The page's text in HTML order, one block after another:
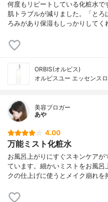
何度もリピートしている化粧水で
肌トラブルが減りました。「とろ
ろみがあり保湿もしっかりしてく
ORBIS(オルビス)
オルビスユー エッセンス
美容ブロガー
あや
4.00
万能ミスト化粧水
お風呂上がりにすぐスキンケア
ています。細かいミストをお風呂
クの仕上げに使うとメイク崩れを